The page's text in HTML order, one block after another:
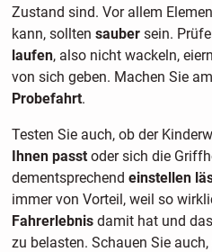
Zustand sind. Vor allem
kann, sollten saubersein.
laufen, also nicht wackeln,
von sich geben. Machen Sie
Probefahrt.
Testen Sie auch, ob der
Ihnen passtoder sich die
dementsprechend einstellen
immer von Vorteil, weil so
Fahrerlebnisdamit hat und
zu belasten. Schauen Sie